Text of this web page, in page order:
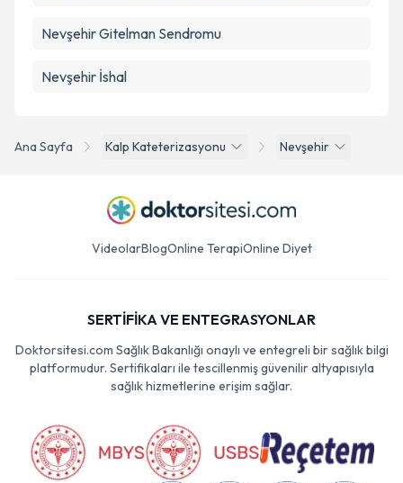
Ana Sayfa Kalp Kateterizasyonu Nevşehir
Nevşehir Gitelman Sendromu
Nevşehir İshal
VideolarBlogOnline TerapiOnline Diyet
SERTİFİKA VE ENTEGRASYONLAR
Doktorsitesi.com Sağlık Bakanlığı onaylı ve entegreli bir sağlık bilgi
platformudur. Sertifikaları ile tescillenmiş güvenilir altyapısıyla
sağlık hizmetlerine erişim sağlar.